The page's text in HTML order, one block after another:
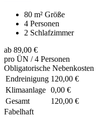
80 m² Größe
4 Personen
2 Schlafzimmer
ab 89,00 €
pro ÜN / 4 Personen
Obligatorische Nebenkosten
Endreinigung 120,00 €
Klimaanlage 0,00 €
Gesamt
120,00 €
Fabelhaft